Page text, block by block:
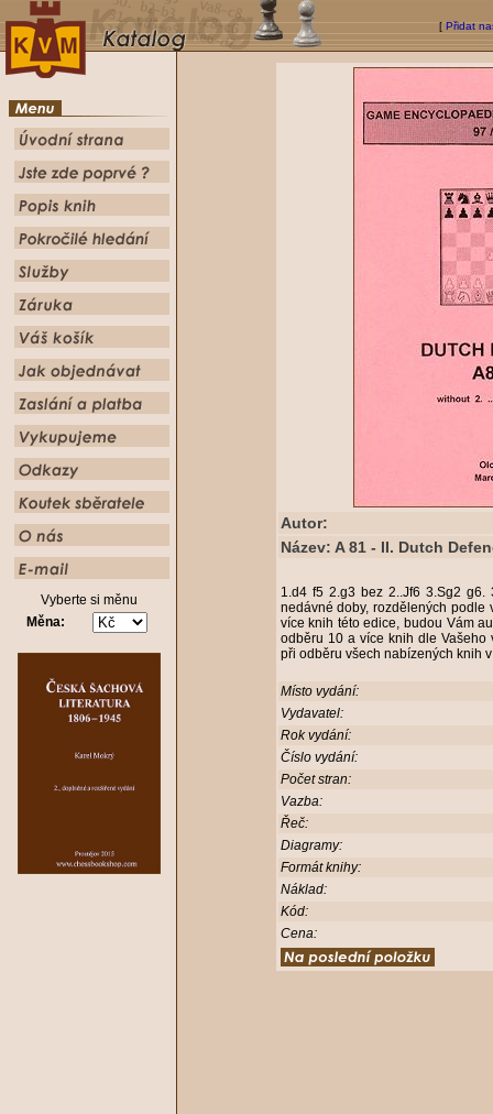
[ Přidat
Vyberte si měnu
Měna:
Autor:
Název: A 81 - II. Dutch
1.d4 f5 2.g3 bez 2..Jf6 3.Sg2 g6.
nedávné doby, rozdělených podle
více knih této edice, budou Vám
odběru 10 a více knih dle
při odběru všech nabízených knih
Místo vydání:
Vydavatel:
Rok vydání:
Číslo vydání:
Počet stran:
Vazba:
Řeč:
Diagramy:
Formát knihy:
Náklad:
Kód:
Cena: